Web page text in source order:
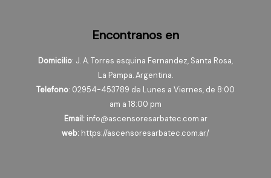
Encontranos en
Domicilio: J. A. Torres esquina Fernandez, Santa Rosa,
La Pampa. Argentina.
Telefono: 02954-453789 de Lunes a Viernes, de 8:00
am a 18:00 pm
Email: info@ascensoresarbatec.com.ar
web: https://ascensoresarbatec.com.ar/